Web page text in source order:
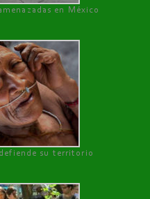
en México
su territorio